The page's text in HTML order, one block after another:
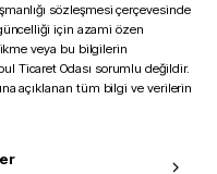
sözleşmesi çerçevesinde
için azami özen
veya bu bilgilerin
Ticaret Odası sorumlu değildir.
açıklanan tüm bilgi ve verilerin